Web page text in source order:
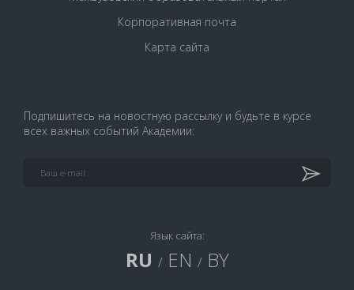
Корпоративная почта
Карта сайта
Подпишитесь на новостную рассылку и будьте в курсе
всех важных событий Академии:
Язык сайта:
RU / EN / BY